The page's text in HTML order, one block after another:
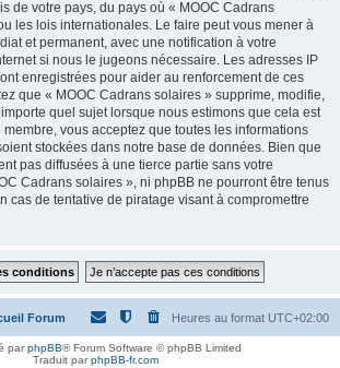
de votre pays, du pays où « MOOC Cadrans
les lois internationales. Le faire peut vous mener à
et permanent, avec une notification à votre
si nous le jugeons nécessaire. Les adresses IP
enregistrées pour aider au renforcement de ces
que « MOOC Cadrans solaires » supprime, modifie,
quel sujet lorsque nous estimons que cela est
vous acceptez que toutes les informations
stockées dans notre base de données. Bien que
pas diffusées à une tierce partie sans votre
Cadrans solaires », ni phpBB ne pourront être tenus
cas de tentative de piratage visant à compromettre
Forum Heures au format UTC+02:00
parphpBB® Forum Software © phpBB Limited
Traduit parphpBB-fr.com